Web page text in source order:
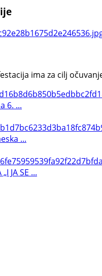
ima za cilj
6. ...
...
JA SE ...